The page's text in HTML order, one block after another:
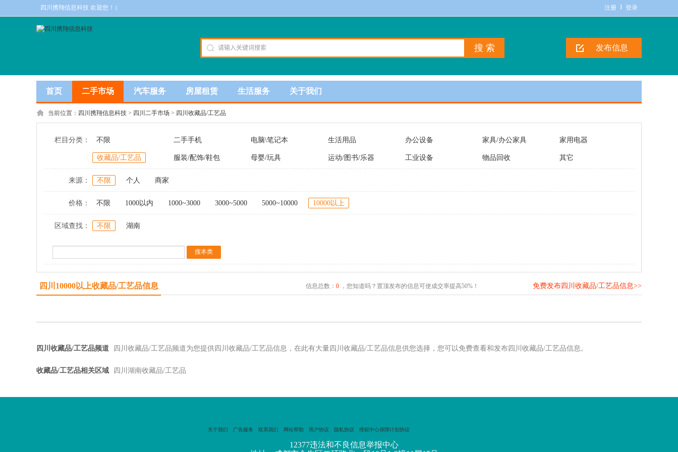
四川携翔信息科技 欢迎您！） 登录
注册
发布信息
首页 二手市场 汽车服务 房屋租赁 生活服务 关于我们
当前位置： 四川携翔信息科技 > 四川二手市场 > 四川收藏品/工艺品
栏目分类： 不限 二手手机 电脑\笔记本 生活用品 办公设备 家具/办公家具 家用电器
收藏品/工艺品 服装/配饰/鞋包 母婴/玩具 运动/图书/乐器 工业设备 物品回收 其它
来源： 不限 个人 商家
价格： 不限 1000以内 1000~3000 3000~5000 5000~10000 10000以上
区域查找： 不限 湖南
四川10000以上收藏品/工艺品信息 信息总数： 0，您知道吗？置顶发布的信息可使成交率提高50%！ 免费发布四川收藏品/工艺品信息>>
四川收藏品/工艺品频道 四川收藏品/工艺品频道为您提供四川收藏品/工艺品信息，在此有大量四川收藏品/工艺品信息供您选择，您可以免费查看和发布四川收藏品/工艺品信息。
收藏品/工艺品相关区域 四川湖南收藏品/工艺品
关于我们 广告服务 联系我们 网站帮助 用户协议 隐私协议 维权中心保障计划协议
12377违法和不良信息举报中心